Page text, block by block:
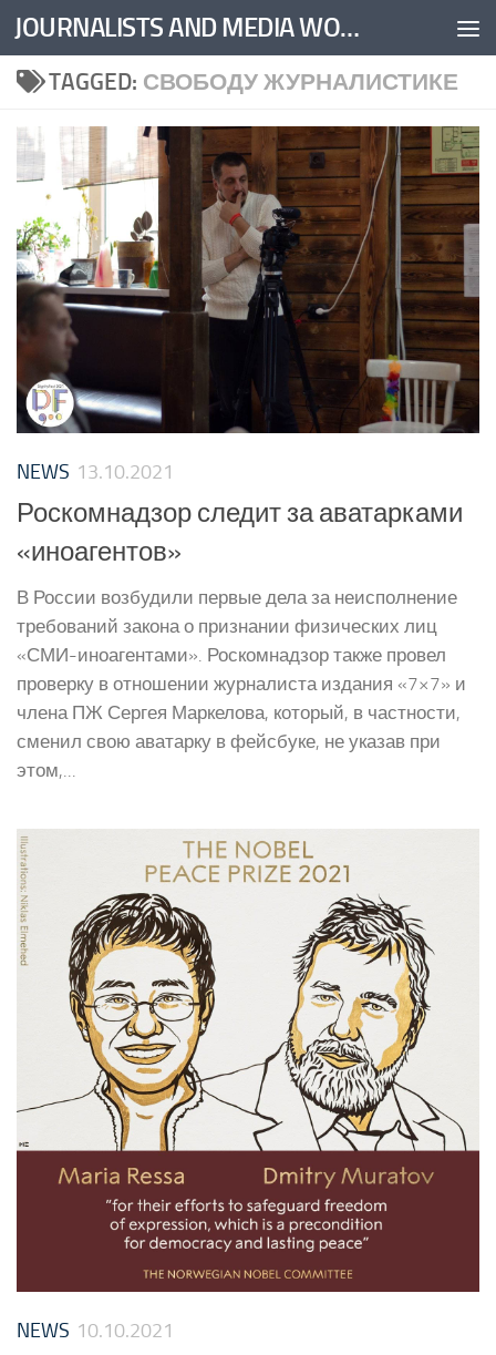
Skip to content JOURNALISTS AND MEDIA WORKERS UNITED
TAGGED: СВОБОДУ ЖУРНАЛИСТИКЕ
NEWS 13.10.2021
Роскомнадзор следит за аватарками
«иноагентов»
В России возбудили первые дела за неисполнение
требований закона о признании физических лиц
«СМИ-иноагентами». Роскомнадзор также провел
проверку в отношении журналиста издания «7×7» и
члена ПЖ Сергея Маркелова, который, в частности,
сменил свою аватарку в фейсбуке, не указав при
этом,...
NEWS 10.10.2021